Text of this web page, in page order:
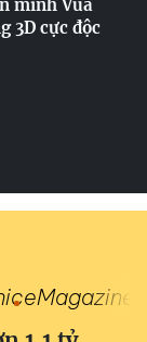
minh Vua
3D cực độc
eMagazine